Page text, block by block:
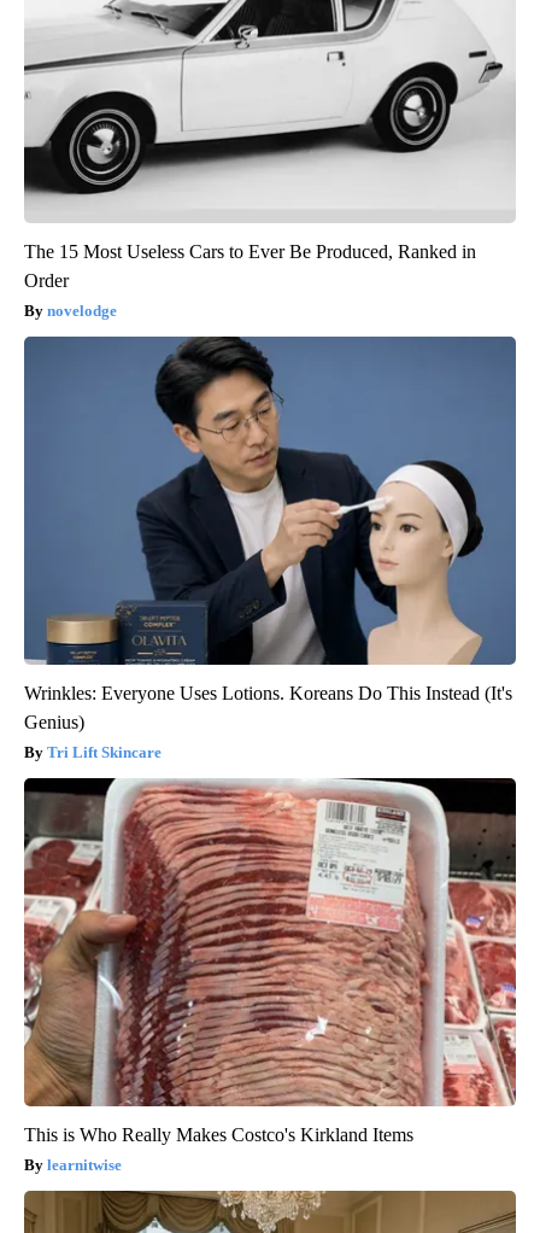
The 15 Most Useless Cars to Ever Be Produced, Ranked in
Order
novelodge
Wrinkles: Everyone Uses Lotions. Koreans Do This Instead (It's
Genius)
Tri Lift Skincare
This is Who Really Makes Costco's Kirkland Items
learnitwise